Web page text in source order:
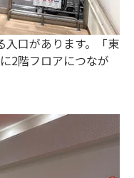
入口があります。「東
2階フロアにつなが